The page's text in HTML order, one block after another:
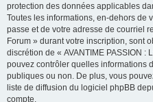
protection des données applicables
Toutes les informations, en-dehors de
passe et de votre adresse de courriel
Forum » durant votre inscription, sont
discrétion de « AVANTIME PASSION :
pouvez contrôler quelles informations
publiques ou non. De plus, vous
liste de diffusion du logiciel phpBB
compte.